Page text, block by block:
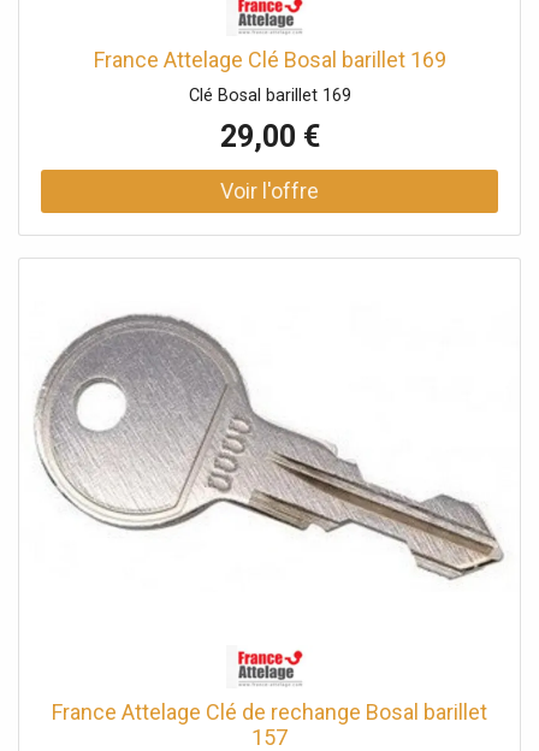
France Attelage Clé Bosal barillet 169
Clé Bosal barillet 169
29,00 €
France Attelage Clé de rechange Bosal barillet
157